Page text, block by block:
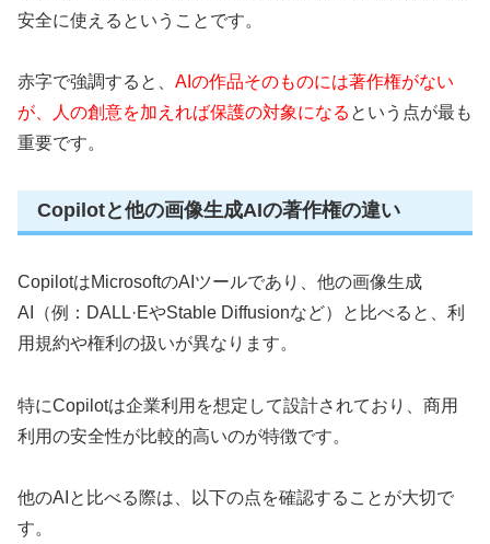
安全に使えるということです。
赤字で強調すると、 AIの作品そのものには著作権がない
が、人の創意を加えれば保護の対象になる という点が最も
重要です。
Copilotと他の画像生成AIの著作権の違い
CopilotはMicrosoftのAIツールであり、他の画像生成
AI（例：DALL·EやStable Diffusionなど）と比べると、利
用規約や権利の扱いが異なります。
特にCopilotは企業利用を想定して設計されており、商用
利用の安全性が比較的高いのが特徴です。
他のAIと比べる際は、以下の点を確認することが大切で
す。